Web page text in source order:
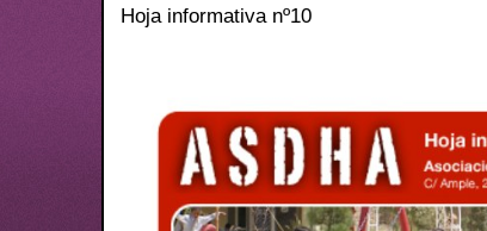
Hoja informativa nº10